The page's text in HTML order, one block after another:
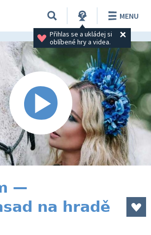
Přihlas se a ukládej si
oblíbené hry a videa.
MENU
—
na hradě